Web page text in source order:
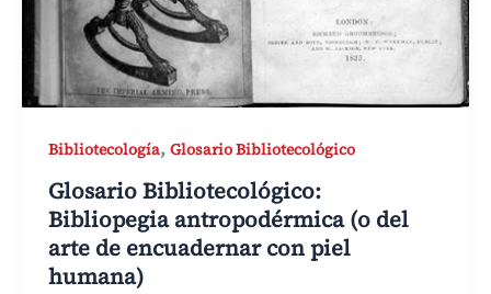
Bibliotecología, Glosario Bibliotecológico
Glosario Bibliotecológico:
Bibliopegia antropodérmica (o del
arte de encuadernar con piel
humana)